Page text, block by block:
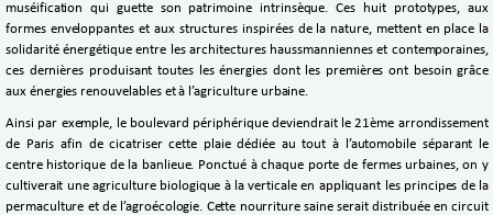
muséification qui guette son patrimoine intrinsèque. Ces huit prototypes, aux
formes enveloppantes et aux structures inspirées de la nature, mettent en place la
solidarité énergétique entre les architectures haussmanniennes et contemporaines,
ces dernières produisant toutes les énergies dont les premières ont besoin grâce
aux énergies renouvelables et à l’agriculture urbaine.
Ainsi par exemple, le boulevard périphérique deviendrait le 21ème arrondissement
de Paris afin de cicatriser cette plaie dédiée au tout à l’automobile séparant le
centre historique de la banlieue. Ponctué à chaque porte de fermes urbaines, on y
cultiverait une agriculture biologique à la verticale en appliquant les principes de la
permaculture et de l’agroécologie. Cette nourriture saine serait distribuée en circuit